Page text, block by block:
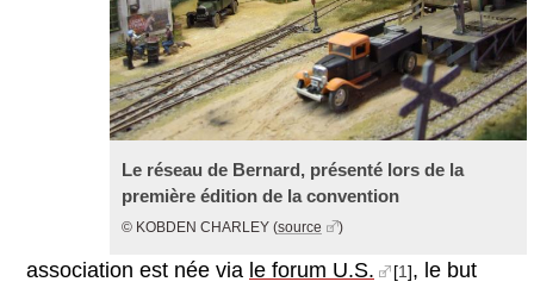
Le réseau de Bernard, présenté lors de la
première édition de la convention
© KOBDEN CHARLEY (source )
association est née via le forum U.S. [1], le but